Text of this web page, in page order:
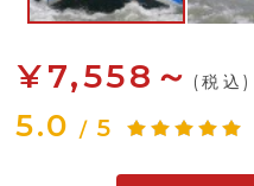
¥7,558～ (税込)
5.0 / 5